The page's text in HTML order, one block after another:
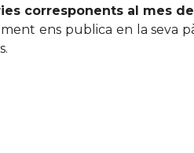
corresponents al mes
ens publica en la seva